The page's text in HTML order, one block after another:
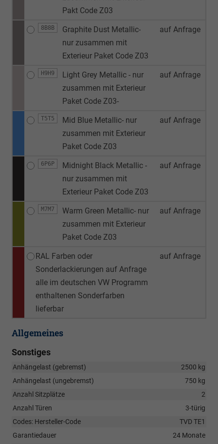
Pakt Code Z03
8B8B
Graphite Dust Metallic-
nur zusammen mit
Exterieur Paket Code Z03
auf Anfrage
H9H9
Light Grey Metallic - nur
zusammen mit Exterieur
Paket Code Z03-
auf Anfrage
T5T5
Mid Blue Metallic- nur
zusammen mit Exterieur
Paket Code Z03
auf Anfrage
6P6P
Midnight Black Metallic -
nur zusammen mit
Exterieur Paket Code Z03
auf Anfrage
M7M7
Warm Green Metallic- nur
zusammen mit Exterieur
Paket Code Z03
auf Anfrage
RAL Farben oder
Sonderlackierungen auf Anfrage
alle im deutschen VW Programm
enthaltenen Sonderfarben
lieferbar
auf Anfrage
Allgemeines
Sonstiges
Anhängelast (gebremst)
2500 kg
Anhängelast (ungebremst)
750 kg
Anzahl Sitzplätze
2
Anzahl Türen
3-türig
Codes: Hersteller-Code
TVD TE1
Garantiedauer
24 Monate